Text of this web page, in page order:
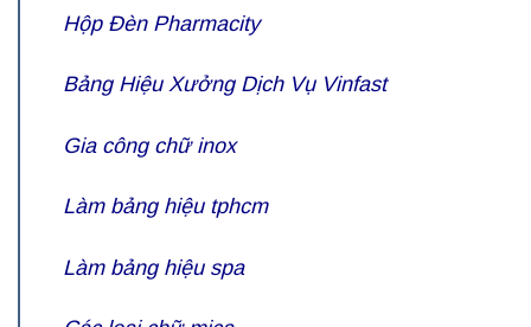
Hộp Đèn Pharmacity
Bảng Hiệu Xưởng Dịch Vụ Vinfast
Gia công chữ inox
Làm bảng hiệu tphcm
Làm bảng hiệu spa